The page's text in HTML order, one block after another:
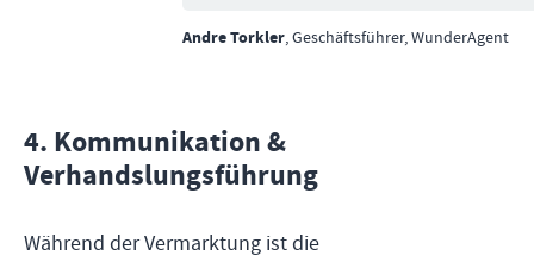
Andre Torkler,Geschäftsführer, WunderAgent
4. Kommunikation &
Verhandslungsführung
Während der Vermarktung ist die